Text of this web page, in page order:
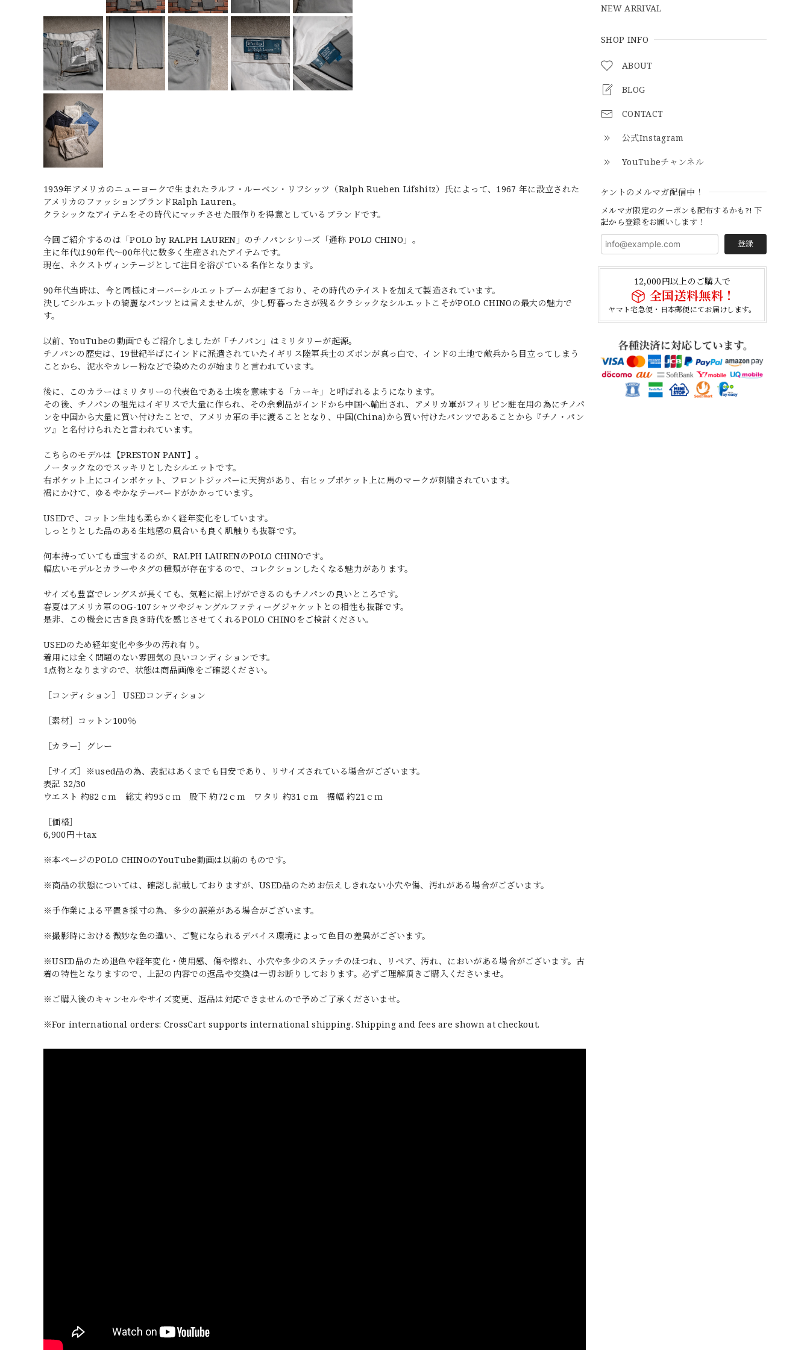
NEW ARRIVAL
SHOP INFO
ABOUT
BLOG
CONTACT
公式Instagram
YouTubeチャンネル
ケントのメルマガ配信中！
メルマガ限定のクーポンも配布するかも?! 下
記から登録をお願いします！
登録
12,000円以上のご購入で
全国送料無料！
ヤマト宅急便・日本郵便にてお届けします。
1939年アメリカのニューヨークで生まれたラルフ・ルーベン・リフシッツ（Ralph Rueben Lifshitz）氏によって、1967 年に設立された
アメリカのファッションブランドRalph Lauren。
クラシックなアイテムをその時代にマッチさせた服作りを得意としているブランドです。
今回ご紹介するのは「POLO by RALPH LAUREN」のチノパンシリーズ「通称 POLO CHINO」。
主に年代は90年代～00年代に数多く生産されたアイテムです。
現在、ネクストヴィンテージとして注目を浴びている名作となります。
90年代当時は、今と同様にオーバーシルエットブームが起きており、その時代のテイストを加えて製造されています。
決してシルエットの綺麗なパンツとは言えませんが、少し野暮ったさが残るクラシックなシルエットこそがPOLO CHINOの最大の魅力で
す。
以前、YouTubeの動画でもご紹介しましたが「チノパン」はミリタリーが起源。
チノパンの歴史は、19世紀半ばにインドに派遣されていたイギリス陸軍兵士のズボンが真っ白で、インドの土地で敵兵から目立ってしまう
ことから、泥水やカレー粉などで染めたのが始まりと言われています。
後に、このカラーはミリタリーの代表色である土埃を意味する「カーキ」と呼ばれるようになります。
その後、チノパンの祖先はイギリスで大量に作られ、その余剰品がインドから中国へ輸出され、アメリカ軍がフィリピン駐在用の為にチノパ
ンを中国から大量に買い付けたことで、アメリカ軍の手に渡ることとなり、中国(China)から買い付けたパンツであることから『チノ・パン
ツ』と名付けられたと言われています。
こちらのモデルは【PRESTON PANT】。
ノータックなのでスッキリとしたシルエットです。
右ポケット上にコインポケット、フロントジッパーに天狗があり、右ヒップポケット上に馬のマークが刺繍されています。
裾にかけて、ゆるやかなテーパードがかかっています。
USEDで、コットン生地も柔らかく経年変化をしています。
しっとりとした品のある生地感の風合いも良く肌触りも抜群です。
何本持っていても重宝するのが、RALPH LAURENのPOLO CHINOです。
幅広いモデルとカラーやタグの種類が存在するので、コレクションしたくなる魅力があります。
サイズも豊富でレングスが長くても、気軽に裾上げができるのもチノパンの良いところです。
春夏はアメリカ軍のOG-107シャツやジャングルファティーグジャケットとの相性も抜群です。
是非、この機会に古き良き時代を感じさせてくれるPOLO CHINOをご検討ください。
USEDのため経年変化や多少の汚れ有り。
着用には全く問題のない雰囲気の良いコンディションです。
1点物となりますので、状態は商品画像をご確認ください。
［コンディション］ USEDコンディション
［素材］コットン100％
［カラー］グレー
［サイズ］※used品の為、表記はあくまでも目安であり、リサイズされている場合がございます。
表記 32/30
ウエスト 約82ｃｍ 総丈 約95ｃｍ 股下 約72ｃｍ ワタリ 約31ｃｍ 裾幅 約21ｃｍ
［価格］
6,900円＋tax
※本ページのPOLO CHINOのYouTube動画は以前のものです。
※商品の状態については、確認し記載しておりますが、USED品のためお伝えしきれない小穴や傷、汚れがある場合がございます。
※手作業による平置き採寸の為、多少の誤差がある場合がございます。
※撮影時における微妙な色の違い、ご覧になられるデバイス環境によって色目の差異がございます。
※USED品のため退色や経年変化・使用感、傷や擦れ、小穴や多少のステッチのほつれ、リペア、汚れ、においがある場合がございます。古
着の特性となりますので、上記の内容での返品や交換は一切お断りしております。必ずご理解頂きご購入くださいませ。
※ご購入後のキャンセルやサイズ変更、返品は対応できませんので予めご了承くださいませ。
※For international orders: CrossCart supports international shipping. Shipping and fees are shown at checkout.